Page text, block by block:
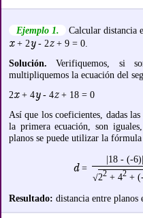
Ejemplo 1. Calcular distancia
x+ 2y- 2z+ 9 = 0.
Solución. Verifiquemos, si
multipliquemos la ecuación del
2x+ 4y- 4z+ 18 = 0
Así que los coeficientes, dadas
la primera ecuación, son
planos se puede utilizar la fórmula
d=
|18 - (-6)|
√22 + 42 +
Resultado: distancia entre planos